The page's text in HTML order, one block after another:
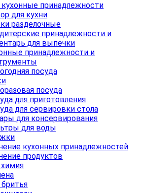
принадлежности
для кухни
разделочные
принадлежности и
для выпечки
принадлежности и
посуда
посуда
для приготовления
для сервировки стола
для консервирования
для воды
кухонных принадлежностей
продуктов